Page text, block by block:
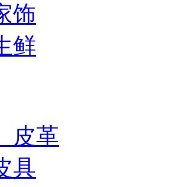
饰
鲜
皮革
具